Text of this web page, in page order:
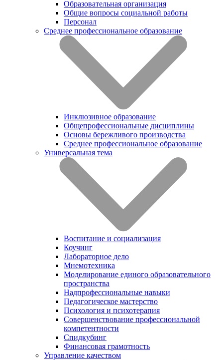
Образовательная организация
Общие вопросы социальной работы
Персонал
Среднее профессиональное образование
Инклюзивное образование
Общепрофессиональные дисциплины
Основы бережливого производства
Среднее профессиональное образование
Универсальная тема
Воспитание и социализация
Коучинг
Лабораторное дело
Мнемотехника
Моделирование единого образовательного
пространства
Надпрофессиональные навыки
Педагогическое мастерство
Психология и психотерапия
Совершенствование профессиональной
компетентности
Спидкубинг
Финансовая грамотность
Управление качеством